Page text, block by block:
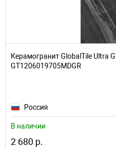
Керамогранит GlobalTile Ultra
GT1206019705MDGR
Россия
В наличии
2 680 р.